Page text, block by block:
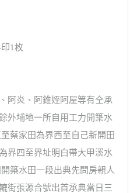
1枚
阿炎、阿錐姪阿屋等有仝承
外埔地一所自用工力開築水
蔡家田為界西至自己新開田
界四至界址明白帶大甲溪水
築水田一段出典先問房親人
街張源合號出首承典當日三